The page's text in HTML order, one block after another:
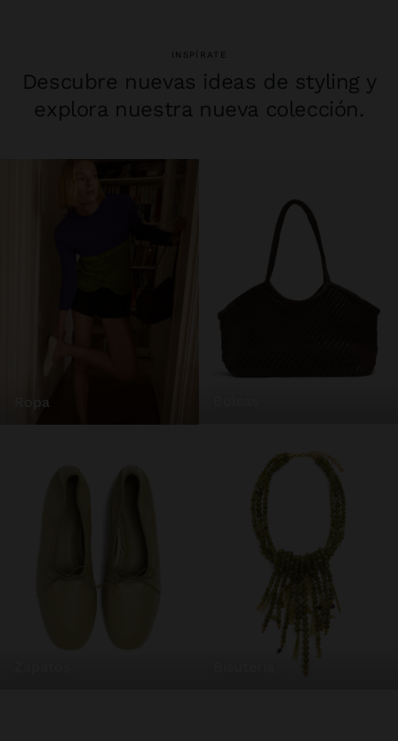
INSPÍRATE
Descubre nuevas ideas de styling y
explora nuestra nueva colección.
ropa